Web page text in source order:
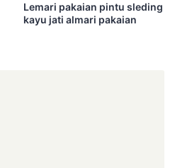
Lemari pakaian pintu sleding
kayu jati almari pakaian